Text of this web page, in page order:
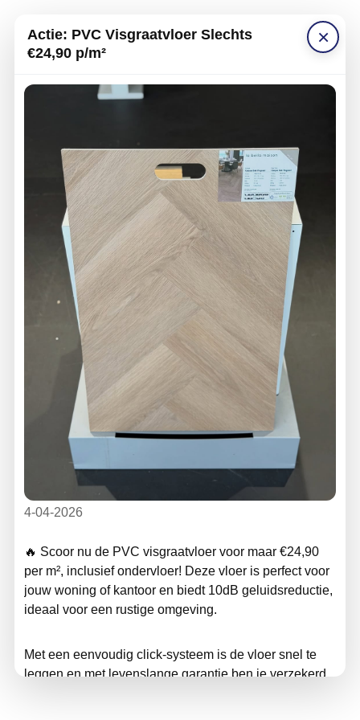
×
Actie: PVC Visgraatvloer Slechts
€24,90 p/m²
4-04-2026
🔥 Scoor nu de PVC visgraatvloer voor maar €24,90
per m², inclusief ondervloer! Deze vloer is perfect voor
jouw woning of kantoor en biedt 10dB geluidsreductie,
ideaal voor een rustige omgeving.
Met een eenvoudig click-systeem is de vloer snel te
leggen en met levenslange garantie ben je verzekerd